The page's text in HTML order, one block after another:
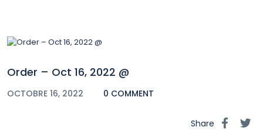
Order – Oct 16, 2022 @
OCTOBRE 16, 2022 0 COMMENT
Share